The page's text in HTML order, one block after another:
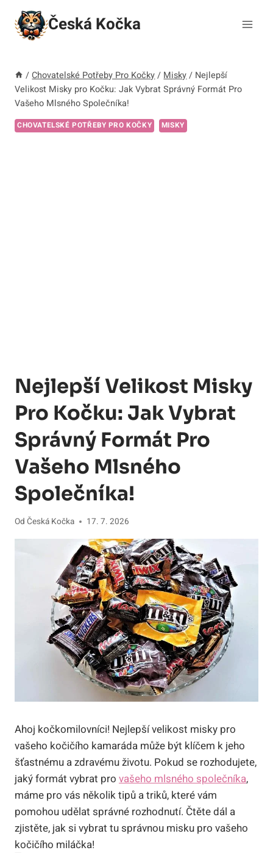
Přeskočit
obsah
Česká Kočka
/ Chovatelské Potřeby Pro Kočky / Misky / Nejlepší
Velikost Misky pro Kočku: Jak Vybrat Správný Formát Pro
Vašeho Mlsného Společníka!
CHOVATELSKÉ POTŘEBY PRO KOČKY MISKY
Nejlepší Velikost Misky
Pro Kočku: Jak Vybrat
Správný Formát Pro
Vašeho Mlsného
Společníka!
Od Česká Kočka 17. 7. 2026
Ahoj kočkomilovníci! Nejlepší velikost misky pro
vašeho kočičího kamaráda může být klíčem k jeho
šťastnému a zdravému životu. Pokud se rozhodujete,
jaký formát vybrat pro vašeho mlsného společníka,
máme pro vás několik tipů a triků, které vám
pomohou udělat správné rozhodnutí. Čtěte dál a
zjistěte, jak si vybrat tu správnou misku pro vašeho
kočičího miláčka!